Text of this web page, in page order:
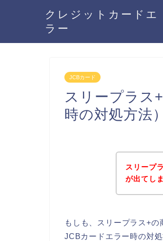
クレジットカードエ
ラー
JCBカード
スリープラス
時の対処方法）
スリープ
が出てし
もしも、スリープラス+の
JCBカードエラー時の対